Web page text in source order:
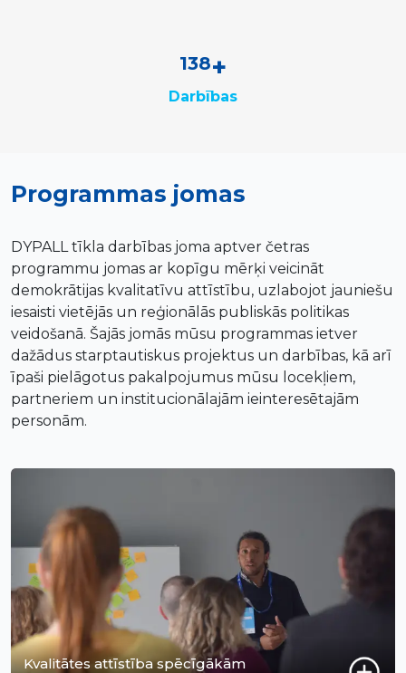
170+
Darbības
Programmas jomas
DYPALL tīkla darbības joma aptver četras
programmu jomas ar kopīgu mērķi veicināt
demokrātijas kvalitatīvu attīstību, uzlabojot jauniešu
iesaisti vietējās un reģionālās publiskās politikas
veidošanā. Šajās jomās mūsu programmas ietver
dažādus starptautiskus projektus un darbības, kā arī
īpaši pielāgotus pakalpojumus mūsu locekļiem,
partneriem un institucionālajām ieinteresētajām
personām.
Kvalitātes attīstība spēcīgākām